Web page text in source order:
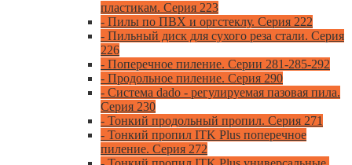
пластикам. Серия 223
- Пилы по ПВХ и оргстеклу. Серия 222
- Пильный диск для сухого реза стали. Серия
226
- Поперечное пиление. Серии 281-285-292
- Продольное пиление. Серия 290
- Система dado - регулируемая пазовая пила.
Серия 230
- Тонкий продольный пропил. Серия 271
- Тонкий пропил ITK Plus поперечное
пиление. Серия 272